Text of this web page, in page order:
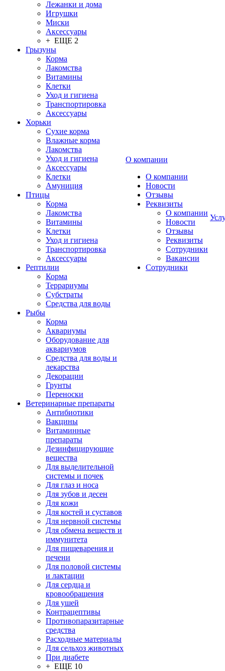
Лежанки и дома
Игрушки
Миски
Аксессуары
+ ЕЩЕ 2
Грызуны
Корма
Лакомства
Витамины
Клетки
Уход и гигиена
Транспортировка
Аксессуары
Хорьки
Сухие корма
Влажные корма
Лакомства
Уход и гигиена
Аксессуары
Клетки
Амуниция
Птицы
Корма
Лакомства
Витамины
Клетки
Уход и гигиена
Транспортировка
Аксессуары
Рептилии
Корма
Террариумы
Субстраты
Средства для воды
Рыбы
Корма
Аквариумы
Оборудование для
аквариумов
Средства для воды и
лекарства
Декорации
Грунты
Переноски
Ветеринарные препараты
Антибиотики
Вакцины
Витаминные
препараты
Дезинфицирующие
вещества
Для выделительной
системы и почек
Для глаз и носа
Для зубов и десен
Для кожи
Для костей и суставов
Для нервной системы
Для обмена веществ и
иммунитета
Для пищеварения и
печени
Для половой системы
и лактации
Для сердца и
кровообращения
Для ушей
Контрацептивы
Противопаразитарные
средства
Расходные материалы
Для сельхоз животных
При диабете
+ ЕЩЕ 10
О компании
О компании
Новости
Отзывы
Реквизиты
О компании
Новости
Отзывы
Реквизиты
Сотрудники
Вакансии
Сотрудники